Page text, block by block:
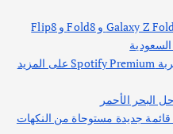
سامسونج تُطلق رسمياً أجهزة Galaxy Z Fold8 Ultra و Fold8 و Flip8
سامسونج وSpotify تتعاونان لإتاحة تجربة Spotify Premium على المزيد
البحر الأحمر
جديدة مستوحاة من النكهات